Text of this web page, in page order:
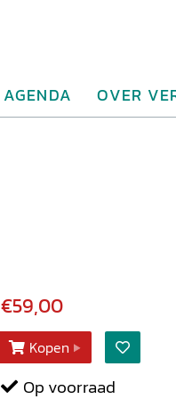
AGENDA OVER
€59,00
Kopen
Op voorraad